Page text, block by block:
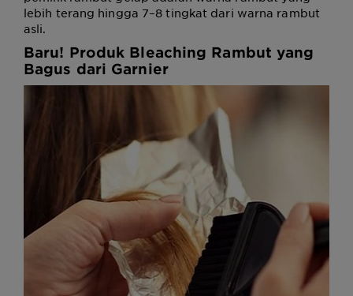
lebih terang hingga 7–8 tingkat dari warna rambut
asli.
Baru! Produk Bleaching Rambut yang
Bagus dari Garnier